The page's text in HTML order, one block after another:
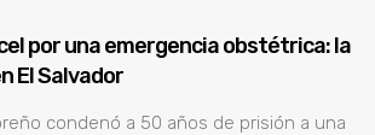
por una emergencia obstétrica: la
El Salvador
condenó a 50 años de prisión a una